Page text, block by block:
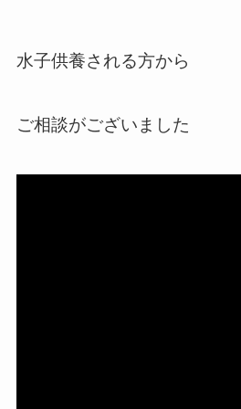
水子供養される方から
ご相談がございました